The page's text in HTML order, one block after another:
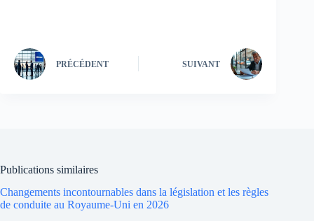
PRÉCÉDENT SUIVANT
Publications similaires
Changements incontournables dans la législation et les règles
de conduite au Royaume-Uni en 2026